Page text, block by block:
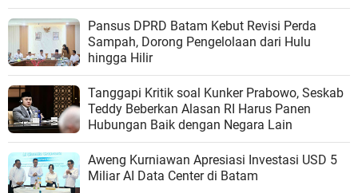
Pansus DPRD Batam Kebut Revisi Perda
Sampah, Dorong Pengelolaan dari Hulu
hingga Hilir
Tanggapi Kritik soal Kunker Prabowo, Seskab
Teddy Beberkan Alasan RI Harus Panen
Hubungan Baik dengan Negara Lain
Aweng Kurniawan Apresiasi Investasi USD 5
Miliar AI Data Center di Batam